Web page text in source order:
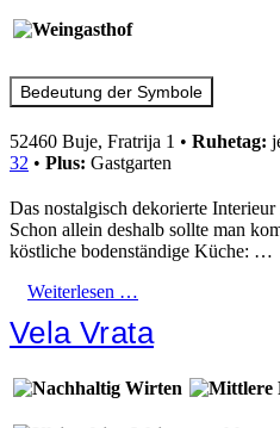
Bedeutung der Symbole
52460 Buje, Fratrija 1 • Ruhetag:
32 • Plus: Gastgarten
Das nostalgisch dekorierte
Schon allein deshalb sollte man
köstliche bodenständige Küche: …
Weiterlesen …
Vela Vrata